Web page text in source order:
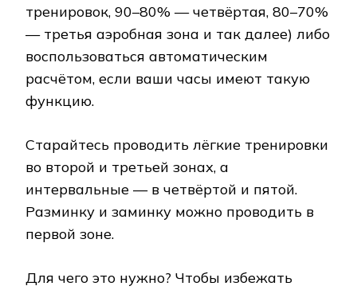
тренировок, 90–80% — четвёртая, 80–70%
— третья аэробная зона и так далее) либо
воспользоваться автоматическим
расчётом, если ваши часы имеют такую
функцию.
Старайтесь проводить лёгкие тренировки
во второй и третьей зонах, а
интервальные — в четвёртой и пятой.
Разминку и заминку можно проводить в
первой зоне.
Для чего это нужно? Чтобы избежать